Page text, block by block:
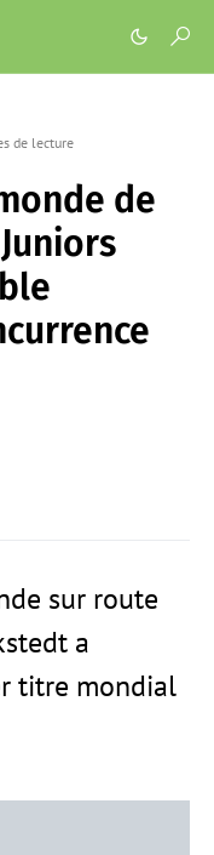
de lecture
de
sur route
a
titre mondial